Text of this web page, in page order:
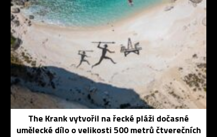
The Krank vytvořil na řecké pláži dočasné
umělecké dílo o velikosti 500 metrů čtverečních